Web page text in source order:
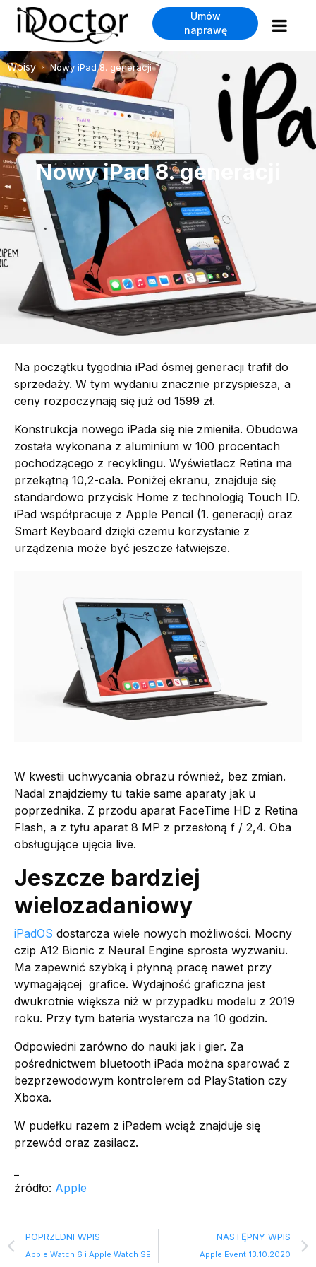
Umów
naprawę
Wpisy > Nowy iPad 8. generacji
Nowy iPad 8. generacji
Na początku tygodnia iPad ósmej generacji trafił do
sprzedaży. W tym wydaniu znacznie przyspiesza, a
ceny rozpoczynają się już od 1599 zł.
Konstrukcja nowego iPada się nie zmieniła. Obudowa
została wykonana z aluminium w 100 procentach
pochodzącego z recyklingu. Wyświetlacz Retina ma
przekątną 10,2-cala. Poniżej ekranu, znajduje się
standardowo przycisk Home z technologią Touch ID.
iPad współpracuje z Apple Pencil (1. generacji) oraz
Smart Keyboard dzięki czemu korzystanie z
urządzenia może być jeszcze łatwiejsze.
W kwestii uchwycania obrazu również, bez zmian.
Nadal znajdziemy tu takie same aparaty jak u
poprzednika. Z przodu aparat FaceTime HD z Retina
Flash, a z tyłu aparat 8 MP z przesłoną f / 2,4. Oba
obsługujące ujęcia live.
Jeszcze bardziej
wielozadaniowy
iPadOS dostarcza wiele nowych możliwości. Mocny
czip A12 Bionic z Neural Engine sprosta wyzwaniu.
Ma zapewnić szybką i płynną pracę nawet przy
wymagającej grafice. Wydajność graficzna jest
dwukrotnie większa niż w przypadku modelu z 2019
roku. Przy tym bateria wystarcza na 10 godzin.
Odpowiedni zarówno do nauki jak i gier. Za
pośrednictwem bluetooth iPada można sparować z
bezprzewodowym kontrolerem od PlayStation czy
Xboxa.
W pudełku razem z iPadem wciąż znajduje się
przewód oraz zasilacz.
źródło: Apple
POPRZEDNI WPIS
Apple Watch 6 i Apple Watch SE
NASTĘPNY WPIS
Apple Event 13.10.2020